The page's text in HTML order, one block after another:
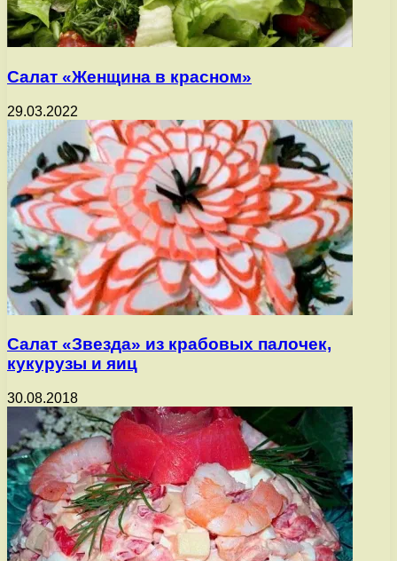
Салат «Женщина в красном»
29.03.2022
Салат «Звезда» из крабовых палочек,
кукурузы и яиц
30.08.2018